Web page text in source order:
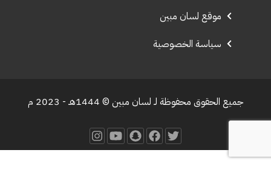
موقع لسان مبين
سياسة الخصوصية
جميع الحقوق محفوظة لـ لسان مبين © 1444هـ - 2023 م